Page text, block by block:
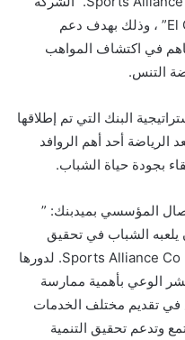
المشرفة على “El Gouna Tennis Club” ، وذلك بهدف دعم
في اكتشاف المواهب
التنس.
البنك التي تم إطلاقها
أحد أهم الروافد
بجودة حياة الشباب.
المؤسسي بميدبنك: ”
يلعبه الشباب في تحقيق
التنمية، ومن هنا جاء حرصنا على دعم Sports Alliance Co. لدورها
الوعي بأهمية ممارسة
في تقديم مختلف الخدمات
وتدعم تحقيق التنمية